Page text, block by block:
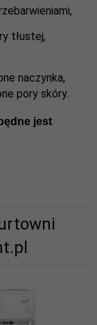
tłustej,
naczynka,
pory skóry.
jest